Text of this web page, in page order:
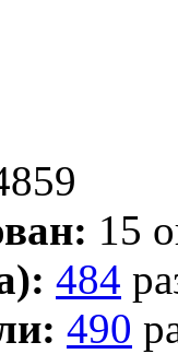
15
484
490